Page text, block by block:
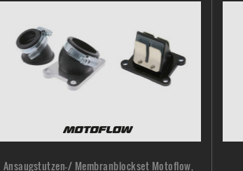
Ansaugstutzen-/ Membranblockset Motoflow,